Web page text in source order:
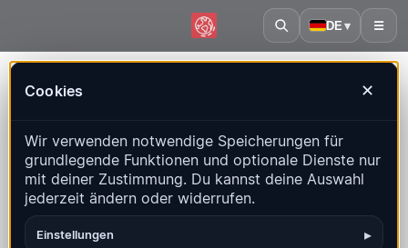
DE ▾ ☰
Cookies ✕
Wir verwenden notwendige Speicherungen für
grundlegende Funktionen und optionale Dienste nur
mit deiner Zustimmung. Du kannst deine Auswahl
jederzeit ändern oder widerrufen.
Einstellungen ▸
Live-Karte, Statistiken und aktuelle Ereignisse
Historienkarte öffnen Neueste in diesem Land
Überblick